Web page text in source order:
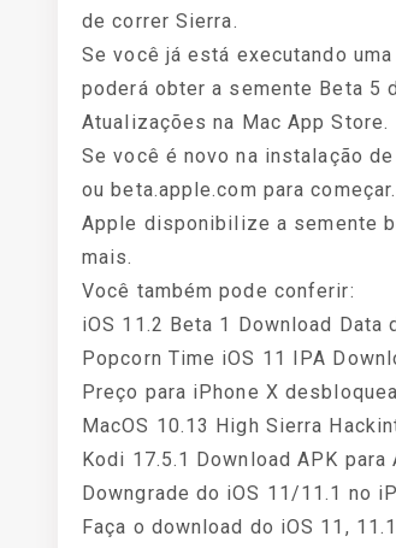
de correr Sierra.
Se você já está executando
poderá obter a semente Beta 5
Atualizações na Mac App Store.
Se você é novo na instalação
ou beta.apple.com para
Apple disponibilize a semente
mais.
Você também pode conferir:
iOS 11.2 Beta 1 Download
Popcorn Time iOS 11 IPA
Preço para iPhone X
MacOS 10.13 High Sierra
Kodi 17.5.1 Download APK
Downgrade do iOS 11/11.1 no
Faça o download do iOS 11,